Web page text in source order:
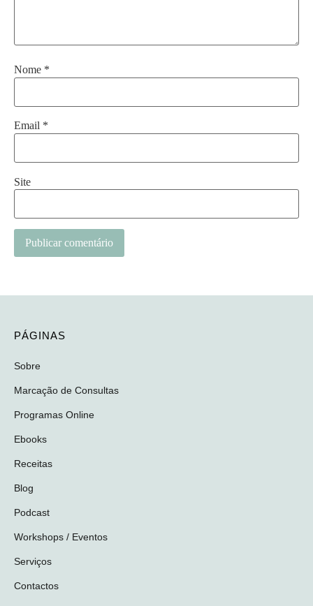
Nome *
Email *
Site
PÁGINAS
Sobre
Marcação de Consultas
Programas Online
Ebooks
Receitas
Blog
Podcast
Workshops / Eventos
Serviços
Contactos